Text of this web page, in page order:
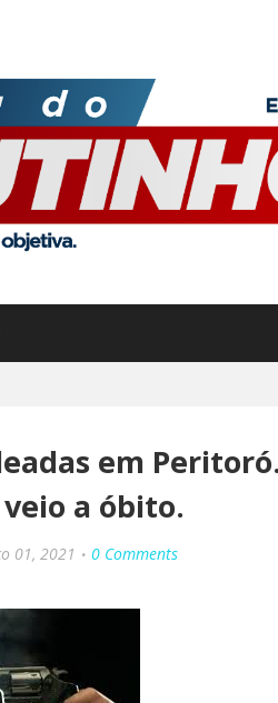
em Peritoró.
a óbito.
01, 2021 0 Comments